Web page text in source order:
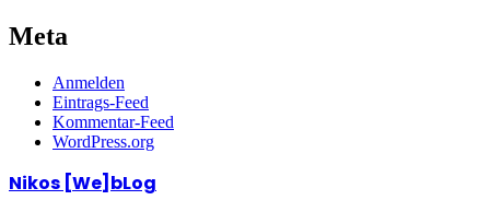
Meta
Anmelden
Eintrags-Feed
Kommentar-Feed
WordPress.org
Nikos [We]bLog